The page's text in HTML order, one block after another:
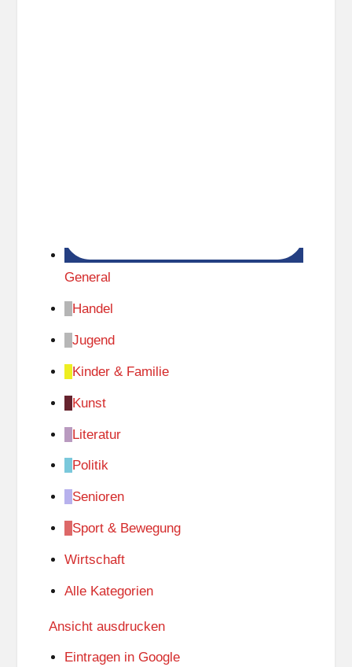
General
Handel
Jugend
Kinder & Familie
Kunst
Literatur
Politik
Senioren
Sport & Bewegung
Wirtschaft
Alle Kategorien
Ansicht ausdrucken
Eintragen in Google